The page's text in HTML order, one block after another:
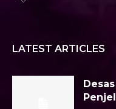
LATEST ARTICLES